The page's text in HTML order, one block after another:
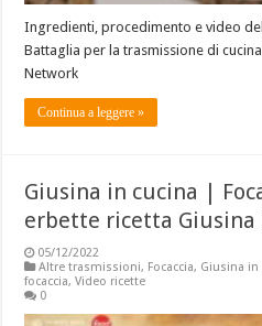
Ingredienti, procedimento e video
Battaglia per la trasmissione di
Network
Continua a leggere »
Giusina in cucina |
erbette ricetta Giusina
05/12/2022
Altre trasmissioni, Focaccia, Giusina in
focaccia,Video ricette
0